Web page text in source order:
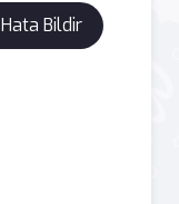
Hata Bildir